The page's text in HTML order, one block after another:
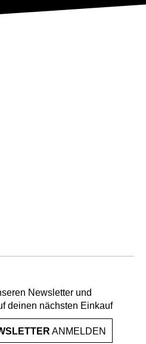
Newsletter und
deinen nächsten Einkauf
ANMELDEN